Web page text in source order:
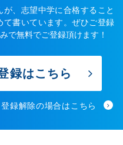
、志望中学に合格すること
て書いています。ぜひご登録
で無料でご登録頂けます！
録はこちら
登録解除の場合はこちら